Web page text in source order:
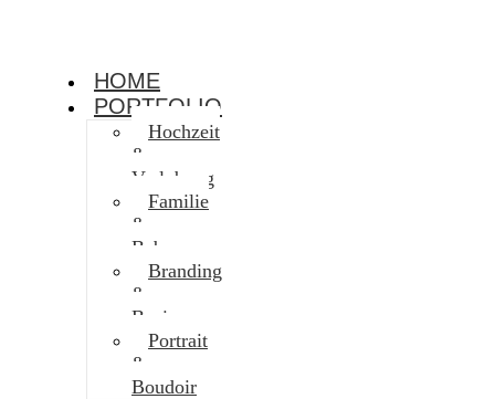
HOME
PORTFOLIO
Hochzeit
&
Verlobung
Familie
&
Baby
Branding
&
Business
Portrait
&
Boudoir